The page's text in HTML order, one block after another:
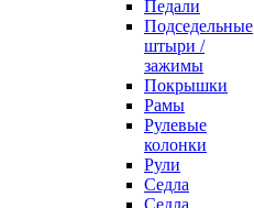
Педали
Подседельные
штыри /
зажимы
Покрышки
Рамы
Рулевые
колонки
Рули
Седла
Седла